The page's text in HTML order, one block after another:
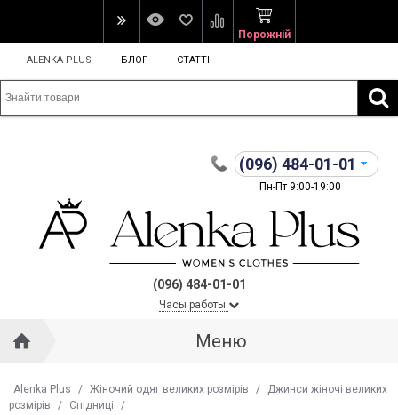
Порожній
ALENKA PLUS БЛОГ СТАТТІ
(096) 484-01-01
Пн-Пт 9:00-19:00
(096) 484-01-01
Часы работы
Меню
Alenka Plus / Жіночий одяг великих розмірів /
Джинси жіночі великих
розмірів
/ Спідниці /